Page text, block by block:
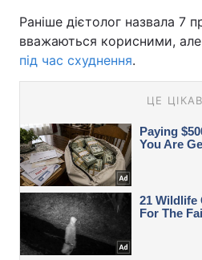
Раніше дієтолог назвала 7
вважаються корисними, але
під час схуднення.